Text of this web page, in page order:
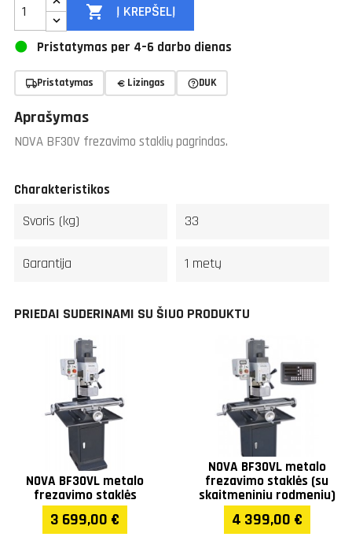
 Į KREPŠELĮ
Pristatymas per 4–6 darbo dienas
Pristatymas Lizingas DUK
Aprašymas
NOVA BF30V frezavimo staklių pagrindas.
Charakteristikos
Svoris (kg) 33
Garantija 1 metų
PRIEDAI SUDERINAMI SU ŠIUO PRODUKTU
NOVA BF30VL metalo
frezavimo staklės
3 699,00 €
NOVA BF30VL metalo
frezavimo staklės (su
skaitmeniniu rodmeniu)
4 399,00 €